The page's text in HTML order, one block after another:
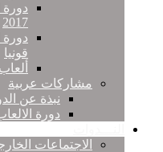
دورة
2017
دورة
قونيا
مشاركات عربية
نبذة عن
دورة
الاجتماعات الخارجية